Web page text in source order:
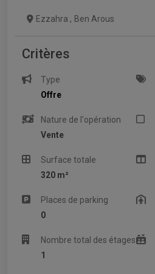
Ezzahra , Ben Arous
Critères
Type
Offre
Nature de l'opération
Vente
Surface totale
320 m²
Places de parking
0
Nombre total des étages
1